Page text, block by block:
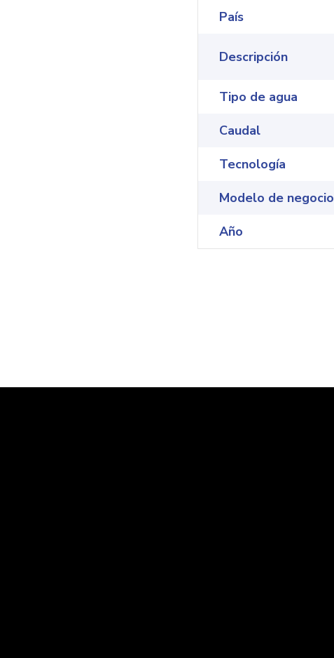
País
Descripción
Tipo de agua
Caudal
Tecnología
Modelo de negocio
Año